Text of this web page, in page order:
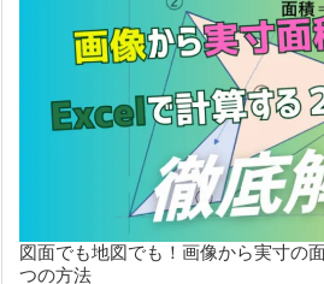
図面でも地図でも！画像から実寸の
つの方法